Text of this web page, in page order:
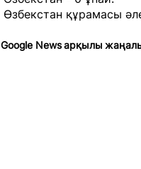
Өзбекстан құрамасы
Google News арқылы